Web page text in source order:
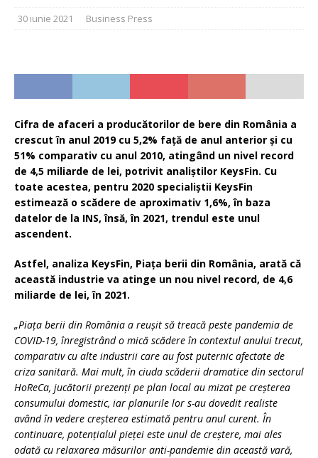
30 iunie 2021 Business Press
Cifra de afaceri a producătorilor de bere din România a
crescut în anul 2019 cu 5,2% față de anul anterior și cu
51% comparativ cu anul 2010, atingând un nivel record
de 4,5 miliarde de lei, potrivit analiștilor KeysFin. Cu
toate acestea, pentru 2020 specialiștii KeysFin
estimează o scădere de aproximativ 1,6%, în baza
datelor de la INS, însă, în 2021, trendul este unul
ascendent.
Astfel, analiza KeysFin, Piața berii din România, arată că
această industrie va atinge un nou nivel record, de 4,6
miliarde de lei, în 2021.
„Piața berii din România a reușit să treacă peste pandemia de
COVID-19, înregistrând o mică scădere în contextul anului trecut,
comparativ cu alte industrii care au fost puternic afectate de
criza sanitară. Mai mult, în ciuda scăderii dramatice din sectorul
HoReCa, jucătorii prezenți pe plan local au mizat pe creșterea
consumului domestic, iar planurile lor s-au dovedit realiste
având în vedere creșterea estimată pentru anul curent. În
continuare, potențialul pieței este unul de creștere, mai ales
odată cu relaxarea măsurilor anti-pandemie din această vară,